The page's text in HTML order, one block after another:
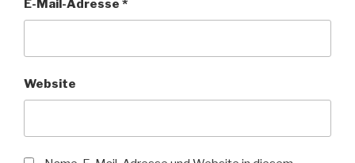
E-Mail-Adresse *
Website